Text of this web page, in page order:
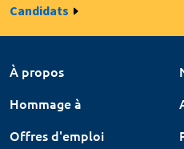
Candidats
À propos
Hommage à
Offres d'emploi